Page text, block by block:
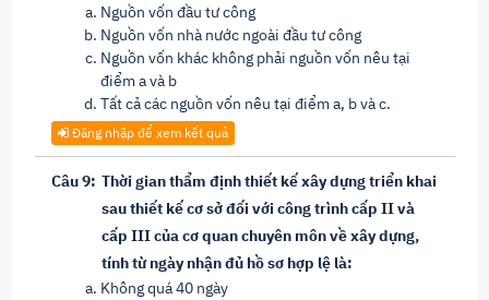
Nguồn vốn đầu tư công
Nguồn vốn nhà nước ngoài đầu tư công
Nguồn vốn khác không phải nguồn vốn nêu tại
điểm a và b
Tất cả các nguồn vốn nêu tại điểm a, b và c.
Đăng nhập để xem kết quả
Câu 9: Thời gian thẩm định thiết kế xây dựng triển khai
sau thiết kế cơ sở đối với công trình cấp II và
cấp III của cơ quan chuyên môn về xây dựng,
tính từ ngày nhận đủ hồ sơ hợp lệ là:
Không quá 40 ngày